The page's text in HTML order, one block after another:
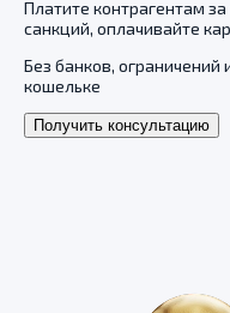
Платите контрагентам
санкций, оплачивайте
Без банков,
кошельке
Получить консультацию